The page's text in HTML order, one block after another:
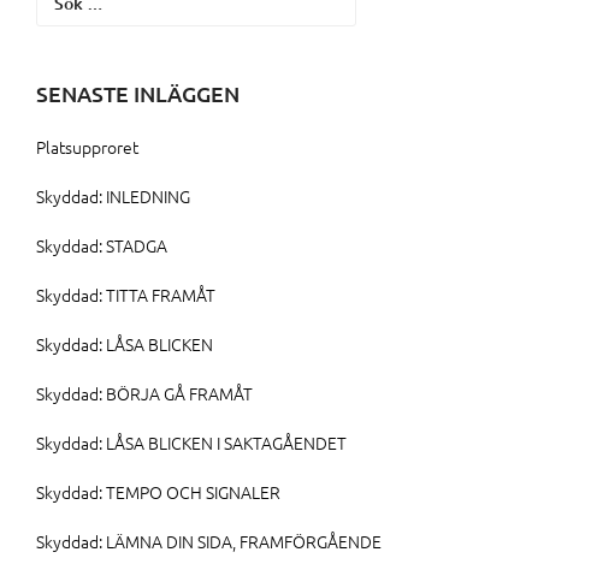
SENASTE INLÄGGEN
Platsupproret
Skyddad: INLEDNING
Skyddad: STADGA
Skyddad: TITTA FRAMÅT
Skyddad: LÅSA BLICKEN
Skyddad: BÖRJA GÅ FRAMÅT
Skyddad: LÅSA BLICKEN I SAKTAGÅENDET
Skyddad: TEMPO OCH SIGNALER
Skyddad: LÄMNA DIN SIDA, FRAMFÖRGÅENDE